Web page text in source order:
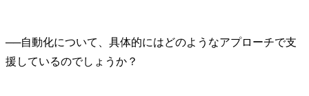
──自動化について、具体的にはどのようなアプローチで支